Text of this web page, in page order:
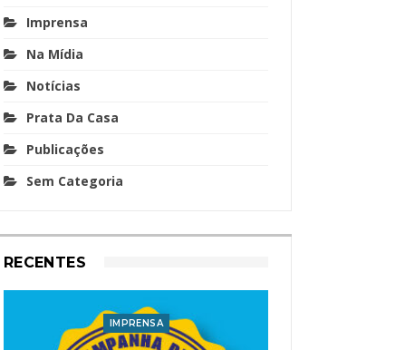
Imprensa
Na Mídia
Notícias
Prata Da Casa
Publicações
Sem Categoria
RECENTES
IMPRENSA